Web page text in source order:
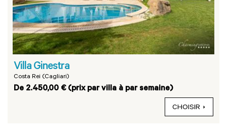
Villa Ginestra
Costa Rei (Cagliari)
De 2.450,00 € (prix par villa à par semaine)
CHOISIR